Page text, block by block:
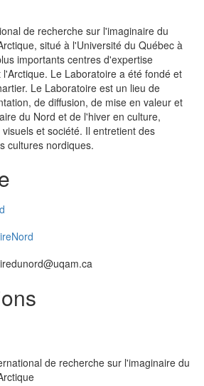
de recherche sur l'imaginaire du
situé à l'Université du Québec à
importants centres d'expertise
Le Laboratoire a été fondé et
Le Laboratoire est un lieu de
de diffusion, de mise en valeur et
du Nord et de l'hiver en culture,
et société. Il entretient des
cultures nordiques.
de recherche sur l'imaginaire du